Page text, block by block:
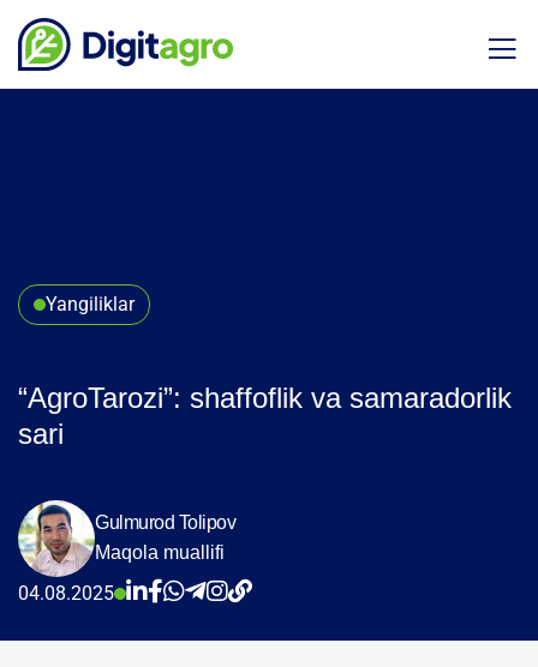
Yangiliklar
“AgroTarozi”: shaffoflik va samaradorlik
sari
Gulmurod Tolipov
Maqola muallifi
04.08.2025